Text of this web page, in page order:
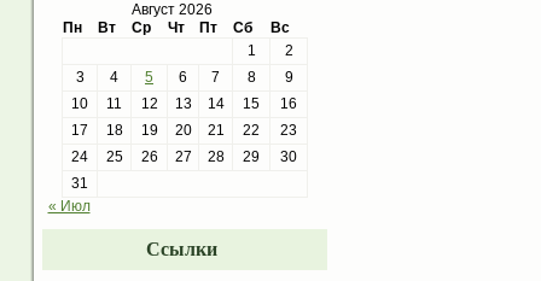
Август 2026
Пн
Вт Ср Чт Пт Сб
Вс
1
2
3
4 5 6 7 8
9
10
11 12 13 14 15
16
17
18 19 20 21 22
23
24
25 26 27 28 29
30
31
« Июл
Ссылки